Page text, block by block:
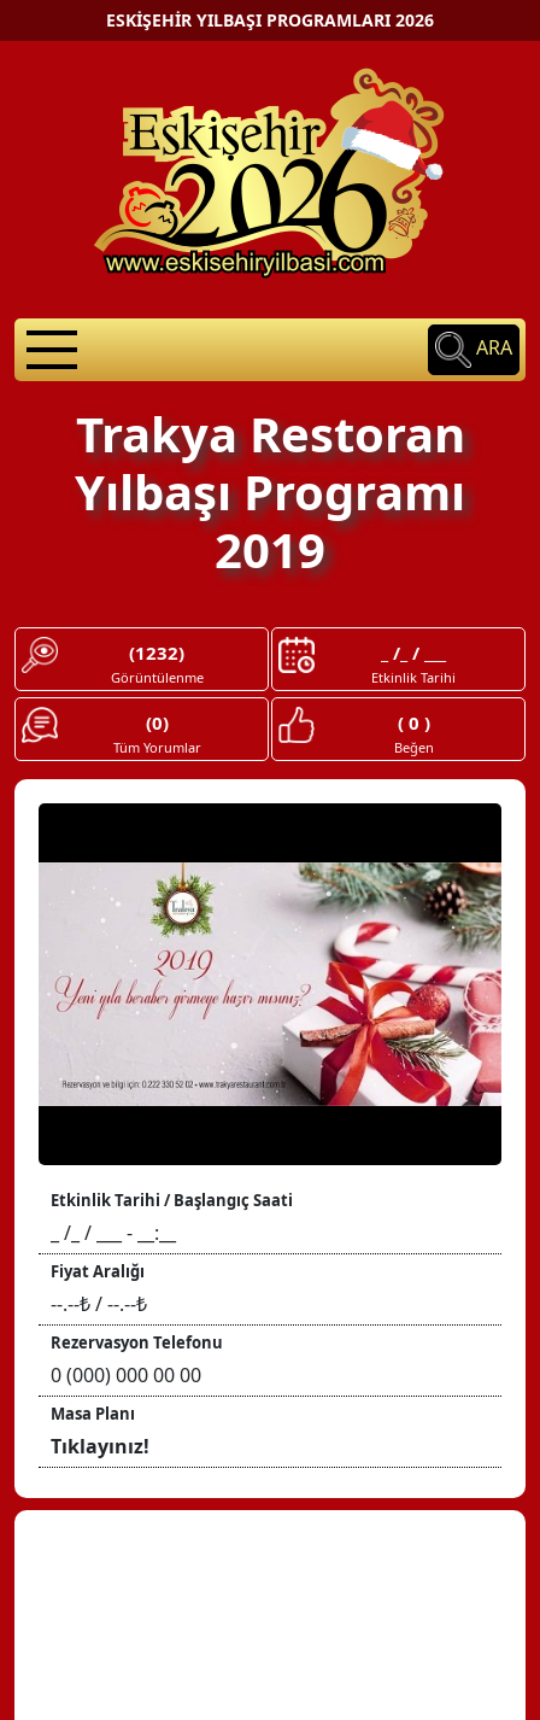
ESKIŞEHIR YILBAŞI PROGRAMLARI 2026
ARA
Trakya Restoran
Yılbaşı Programı
2019
(1232)
Görüntülenme
_ /_ / ___
Etkinlik Tarihi
(0)
Tüm Yorumlar
( 0 )
Beğen
Etkinlik Tarihi / Başlangıç Saati
_ /_ / ___ - __:__
Fiyat Aralığı
--.--₺ / --.--₺
Rezervasyon Telefonu
0 (000) 000 00 00
Masa Planı
Tıklayınız!